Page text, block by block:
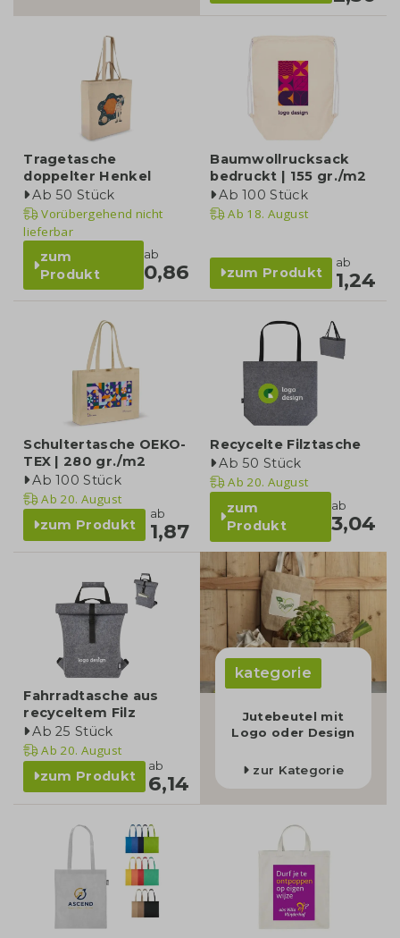
Tragetasche
doppelter Henkel
Ab 50 Stück
Vorübergehend nicht
lieferbar
zum
Produkt
ab
0,86
Baumwollrucksack
bedruckt | 155 gr./m2
Ab 100 Stück
Ab 18. August
zum Produkt
ab
1,24
Schultertasche OEKO-
TEX | 280 gr./m2
Ab 100 Stück
Ab 20. August
zum Produkt
ab
1,87
Recycelte Filztasche
Ab 50 Stück
Ab 20. August
zum
Produkt
ab
3,04
Fahrradtasche aus
recyceltem Filz
Ab 25 Stück
Ab 20. August
zum Produkt
ab
6,14
kategorie
Jutebeutel mit
Logo oder Design
zur Kategorie